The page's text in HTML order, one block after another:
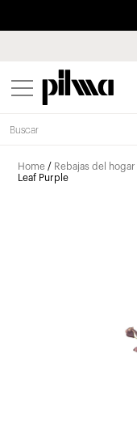
pilma
Home / Rebajas del hogar
Leaf Purple